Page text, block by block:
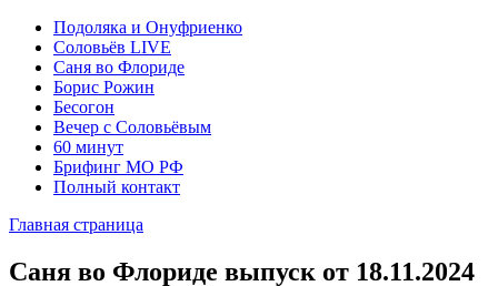
Подоляка и Онуфриенко
Соловьёв LIVE
Саня во Флориде
Борис Рожин
Бесогон
Вечер с Соловьёвым
60 минут
Брифинг МО РФ
Полный контакт
Главная страница
Саня во Флориде выпуск от 18.11.2024